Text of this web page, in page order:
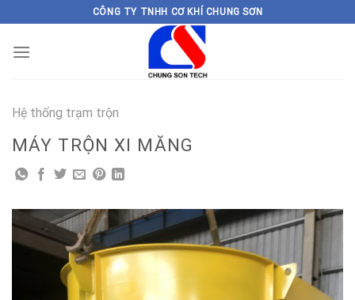
to
content
CÔNG TY TNHH CƠ KHÍ CHUNG SƠN
Hệ thống trạm trộn
MÁY TRỘN XI MĂNG